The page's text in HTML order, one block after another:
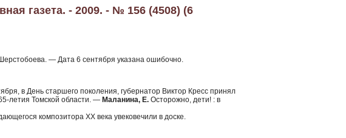
газета. - 2009. - № 156 (4508) (6
— Дата 6 сентября указана ошибочно.
в День старшего поколения, губернатор Виктор Кресс принял
летия Томской области. — Маланина, Е. Осторожно, дети! : в
композитора XX века увековечили в доске.